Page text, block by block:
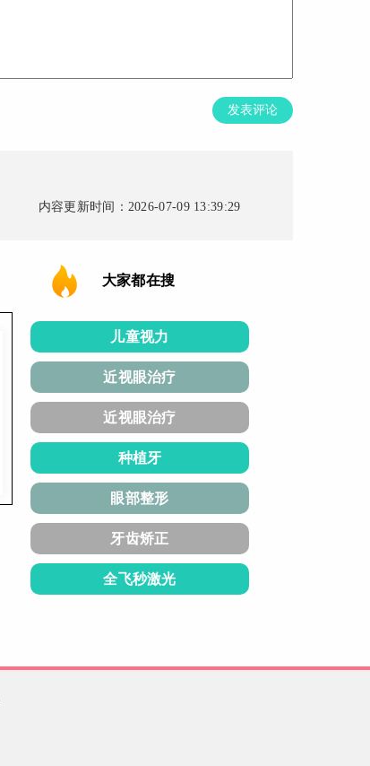
发表评论
内容更新时间：2026-07-09 13:39:29
大家都在搜
儿童视力
近视眼治疗
近视眼治疗
种植牙
眼部整形
牙齿矫正
全飞秒激光